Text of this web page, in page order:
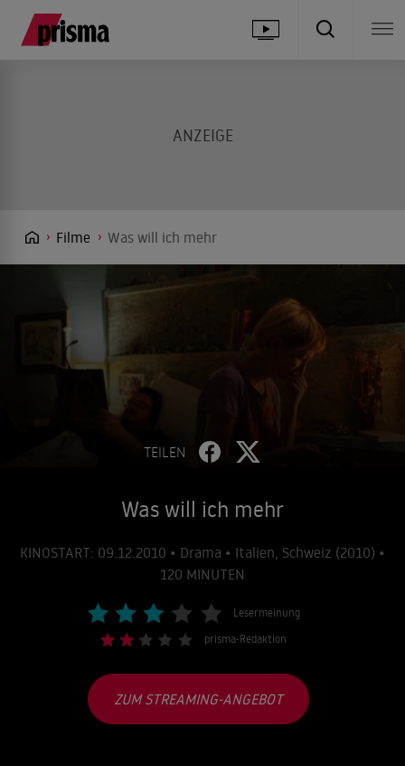
Filme Was will ich mehr
TEILEN
Was will ich mehr
KINOSTART: 09.12.2010 • Drama • Italien, Schweiz (2010) •
120 MINUTEN
Lesermeinung
prisma-Redaktion
ZUM STREAMING-ANGEBOT